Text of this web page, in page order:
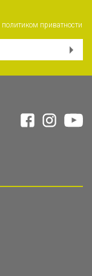
политиком приватности